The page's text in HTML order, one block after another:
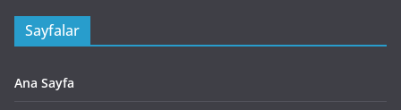
Sayfalar
Ana Sayfa